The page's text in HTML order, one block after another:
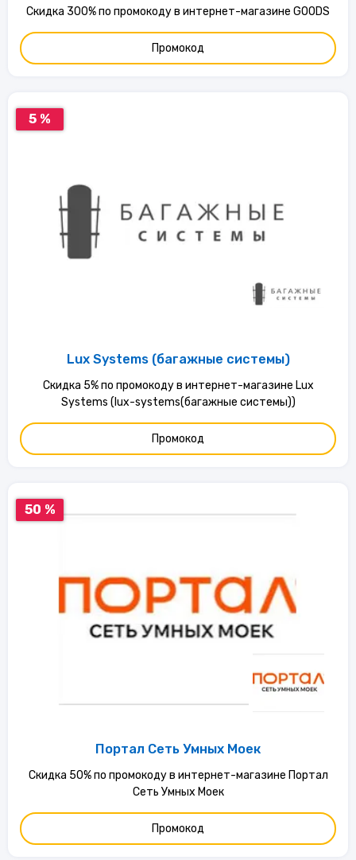
Скидка 300% по промокоду в интернет-магазине GOODS
Промокод
5 %
Lux Systems (багажные системы)
Скидка 5% по промокоду в интернет-магазине Lux
Systems (lux-systems(багажные системы))
Промокод
50 %
Портал Сеть Умных Моек
Скидка 50% по промокоду в интернет-магазине Портал
Сеть Умных Моек
Промокод